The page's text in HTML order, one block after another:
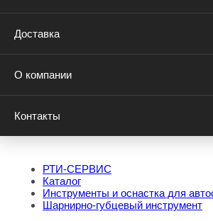
Доставка
О компании
Контакты
РТИ-СЕРВИС
Каталог
Инструменты и оснастка для
Шарнирно-губцевый инструмент